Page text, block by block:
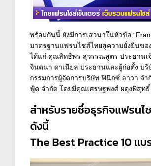
พร้อมกันนี้ ยังมีการเสวนาในหัวข้อ
มาตรฐานแฟรนไชส์ไทยสู่ความยั่งยืนขอ
ได้แก่ คุณสิทธิพร สุวรรณสูตร ประธานเ
จินตนา ดาเนียล ประธานและผู้ก่อตั้ง บ
กรรมการผู้จัดการบริษัท ฟินิกซ์ ลาวา จ
ฟู้ด จำกัด โดยมีคุณเศรษฐพงศ์ ผดุงพิสุท
สำหรับรายชื่อธุรกิจแฟรน
ดังนี้
The Best Practice 10 แบ